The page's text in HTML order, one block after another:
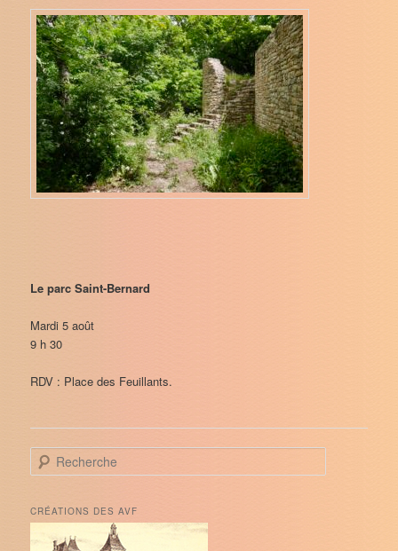
Le parc Saint-Bernard
Mardi 5 août
9 h 30
RDV : Place des Feuillants.
e
h
e
r
CRÉATIONS DES AVF